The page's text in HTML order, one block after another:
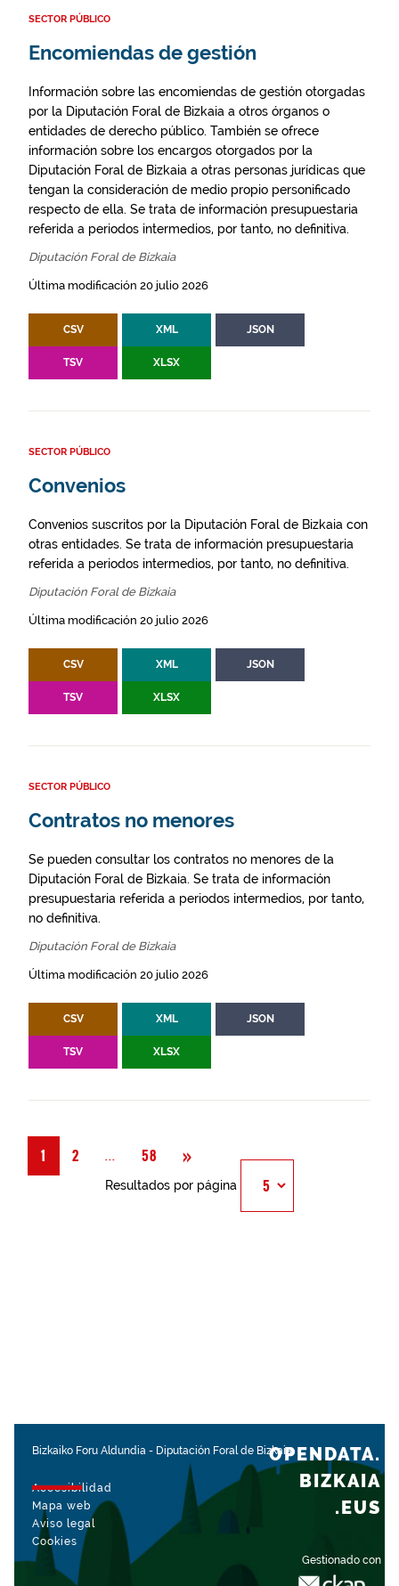
SECTOR PÚBLICO
Encomiendas de gestión
Información sobre las encomiendas de gestión otorgadas
por la Diputación Foral de Bizkaia a otros órganos o
entidades de derecho público. También se ofrece
información sobre los encargos otorgados por la
Diputación Foral de Bizkaia a otras personas jurídicas que
tengan la consideración de medio propio personificado
respecto de ella. Se trata de información presupuestaria
referida a periodos intermedios, por tanto, no definitiva.
Diputación Foral de Bizkaia
Última modificación 20 julio 2026
CSV XML JSON
TSV XLSX
SECTOR PÚBLICO
Convenios
Convenios suscritos por la Diputación Foral de Bizkaia con
otras entidades. Se trata de información presupuestaria
referida a periodos intermedios, por tanto, no definitiva.
Diputación Foral de Bizkaia
Última modificación 20 julio 2026
CSV XML JSON
TSV XLSX
SECTOR PÚBLICO
Contratos no menores
Se pueden consultar los contratos no menores de la
Diputación Foral de Bizkaia. Se trata de información
presupuestaria referida a periodos intermedios, por tanto,
no definitiva.
Diputación Foral de Bizkaia
Última modificación 20 julio 2026
CSV XML JSON
TSV XLSX
1 2 Página
... 58 » Siguiente
Resultados por página
Bizkaiko Foru Aldundia - Diputación Foral de Bizkaia
Accesibilidad
Mapa web
Aviso legal
Cookies
Gestionado con
OPENDATA.
BIZKAIA
.EUS